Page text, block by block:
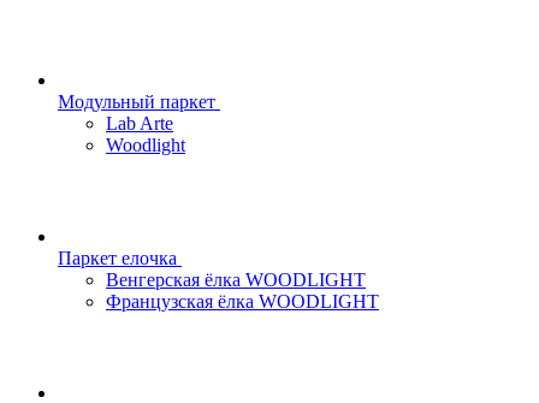
Модульный паркет
Lab Arte
Woodlight
Паркет елочка
Венгерская ёлка WOODLIGHT
Французская ёлка WOODLIGHT